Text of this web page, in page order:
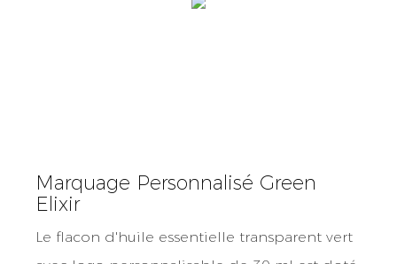
Marquage Personnalisé Green
Elixir
Le flacon d'huile essentielle transparent vert